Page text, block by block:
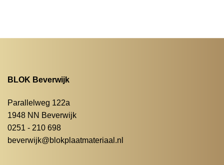
BLOK Beverwijk
Parallelweg 122a
1948 NN Beverwijk
0251 - 210 698
beverwijk@blokplaatmateriaal.nl